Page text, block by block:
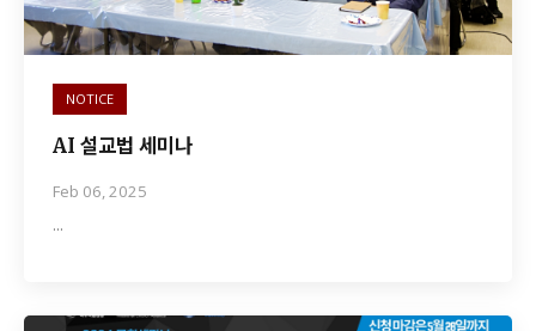
NOTICE
AI 설교법 세미나
Feb 06, 2025
…